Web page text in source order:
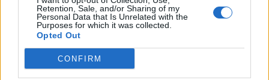
Retention, Sale, and/or Sharing of my
Personal Data that Is Unrelated with the
Purposes for which it was collected.
Opted Out
CONFIRM
μόλις πέντε startups παγκοσμίως που παρουσίασαν τη λύση
τους στην Κεντρική Σκηνή του We Make Future 2026, μίας
από τις μεγαλύτερες διεθνείς διο